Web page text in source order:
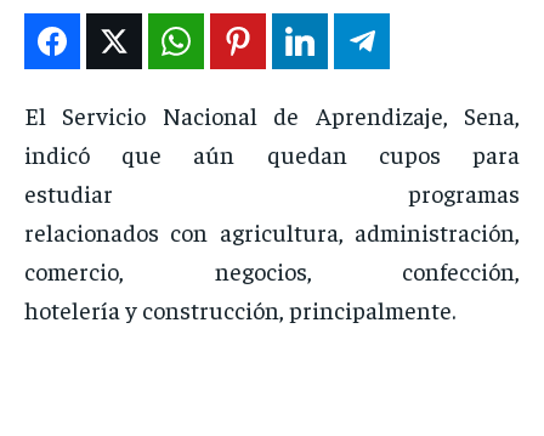
ENTRETENIMIENTO
NOSOTROS
PUATE CON NOSOTROS
ENTRETENIMIENTO
NOSOTROS
PUATE CON NOSOTROS
ENTRETENIMIENTO
NOSOTROS
PUATE CON NOSOTROS
ENTRETENIMIENTO
NOSOTROS
PUATE CON NOSOTROS
El Servicio Nacional de Aprendizaje, Sena,
indicó que aún quedan cupos para
estudiar programas
relacionados con agricultura, administración,
comercio, negocios, confección,
hotelería y construcción, principalmente.